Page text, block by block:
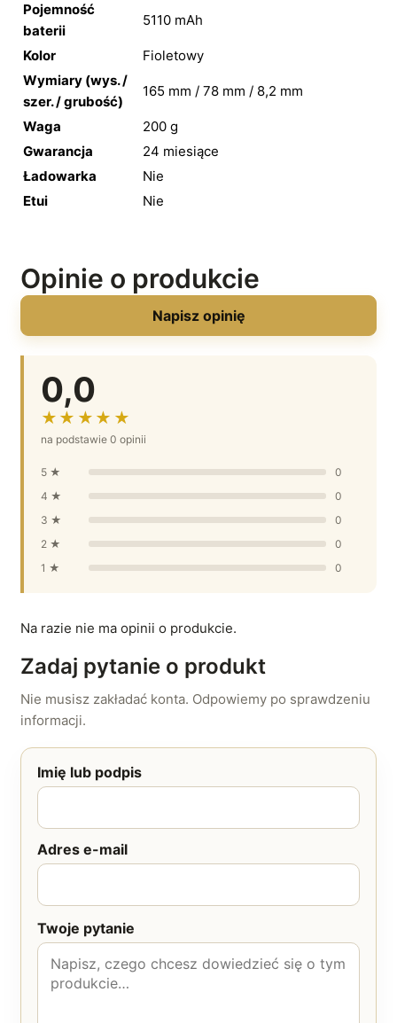
Pojemność
baterii
5110 mAh
Kolor
Fioletowy
Wymiary (wys. /
szer. / grubość)
165 mm / 78 mm / 8,2 mm
Waga
200 g
Gwarancja
24 miesiące
Ładowarka
Nie
Etui
Nie
Opinie o produkcie
Napisz opinię
0,0
★★★★★
na podstawie 0 opinii
5 ★
0
4 ★
0
3 ★
0
2 ★
0
1 ★
0
Na razie nie ma opinii o produkcie.
Zadaj pytanie o produkt
Nie musisz zakładać konta. Odpowiemy po sprawdzeniu
informacji.
Imię lub podpis
Adres e-mail
Twoje pytanie